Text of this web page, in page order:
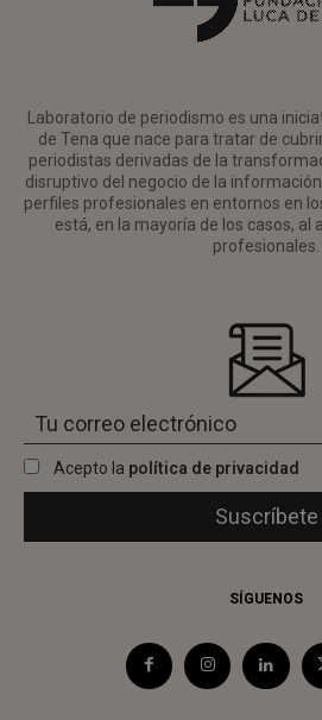
Laboratorio de periodismo es una
de Tena que nace para tratar de
periodistas derivadas de la
disruptivo del negocio de la
perfiles profesionales en entornos en
está, en la mayoría de los casos, al
profesionales.
Acepto la política de privacidad
SÍGUENOS